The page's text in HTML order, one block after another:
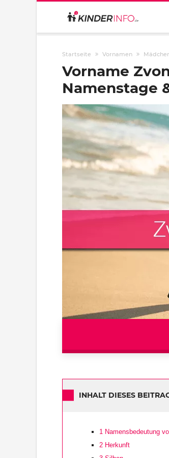
Startseite Vornamen
Vorname
Namenstage
INHALT DIESES
1 Namensbedeutung
2 Herkunft